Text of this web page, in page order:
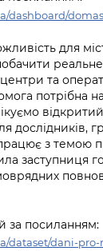
та Захисниць
Київ
стану
стану
dashboard/
для
та
потрібна
дослідників,
працює з темою
заступниця
за посиланням:
dataset/dani-